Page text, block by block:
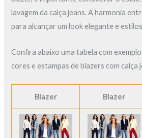
lavagem da calça jeans. A harmonia
para alcançar um look elegante e
Confira abaixo uma tabela com
cores e estampas de blazers com calça
Blazer Blazer